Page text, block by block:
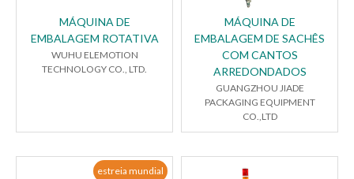
MÁQUINA DE
EMBALAGEM ROTATIVA
WUHU ELEMOTION
TECHNOLOGY CO., LTD.
MÁQUINA DE
EMBALAGEM DE SACHÊS
COM CANTOS
ARREDONDADOS
GUANGZHOU JIADE
PACKAGING EQUIPMENT
CO.,LTD
estreia mundial